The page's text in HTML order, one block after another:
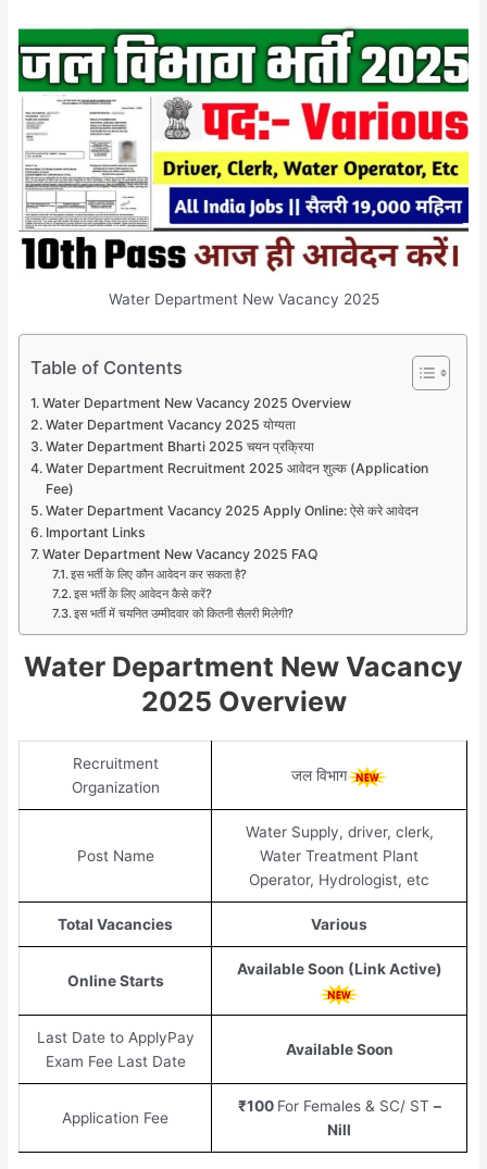
Water Department New Vacancy 2025
Table of Contents
Water Department New Vacancy 2025 Overview
Water Department Vacancy 2025 योग्यता
Water Department Bharti 2025 चयन प्रक्रिया
Water Department Recruitment 2025 आवेदन शुल्क (Application
Fee)
Water Department Vacancy 2025 Apply Online: ऐसे करे आवेदन
Important Links
Water Department New Vacancy 2025 FAQ
इस भर्ती के लिए कौन आवेदन कर सकता है?
इस भर्ती के लिए आवेदन कैसे करें?
इस भर्ती में चयनित उम्मीदवार को कितनी सैलरी मिलेगी?
Water Department New Vacancy
2025 Overview
Recruitment
Organization
जल विभाग
Post Name
Water Supply, driver, clerk,
Water Treatment Plant
Operator, Hydrologist, etc
Total Vacancies Various
Online Starts
Available Soon (Link Active)
Last Date to ApplyPay
Exam Fee Last Date
Available Soon
Application Fee
₹100 For Females & SC/ ST –
Nill